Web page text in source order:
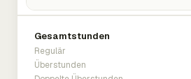
Gesamtstunden
Regulär
Überstunden